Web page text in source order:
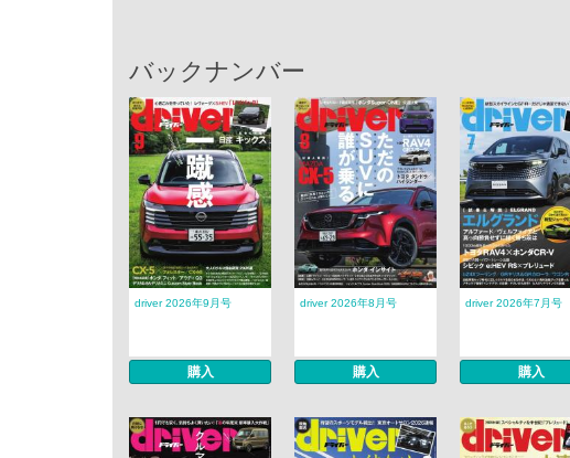
バックナンバー
driver 2026年9月号
購入
driver 2026年8月号
購入
driver 2026年7月号
購入